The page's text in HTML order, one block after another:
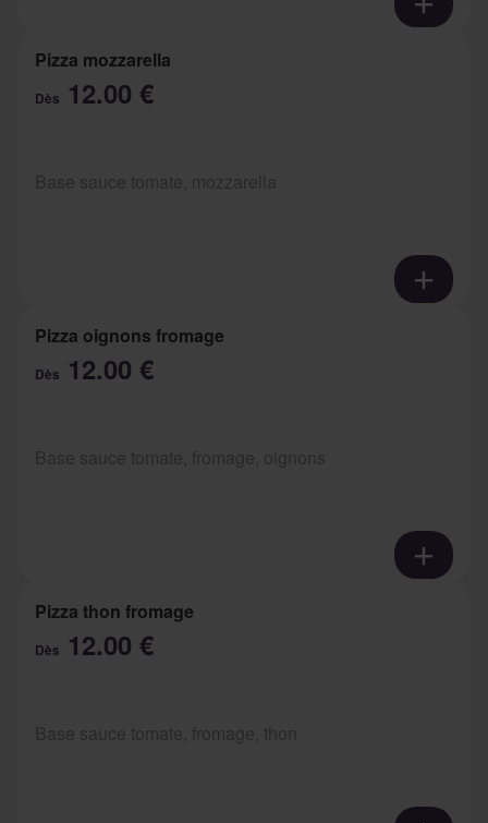
Pizza mozzarella
Dès 12.00 €
Pizza oignons fromage
Dès 12.00 €
Pizza thon fromage
Dès 12.00 €